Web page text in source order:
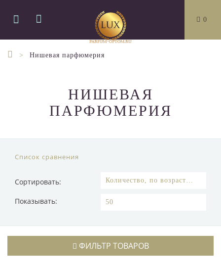
0
Нишевая парфюмерия
НИШЕВАЯ
ПАРФЮМЕРИЯ
Список сравнения
Сортировать:
Показывать:
ФИЛЬТР ТОВАРОВ